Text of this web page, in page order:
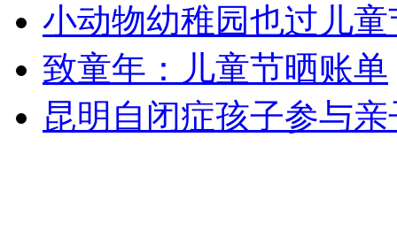
安徽一实载49人客车翻车
小动物幼稚园也过儿
致童年：儿童节晒账单
昆明自闭症孩子参与